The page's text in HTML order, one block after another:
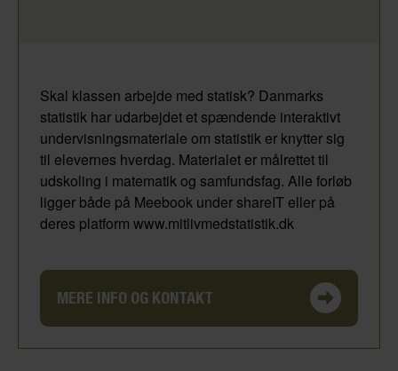
Skal klassen arbejde med statisk? Danmarks
statistik har udarbejdet et spændende interaktivt
undervisningsmateriale om statistik er knytter sig
til elevernes hverdag. Materialet er målrettet til
udskoling i matematik og samfundsfag. Alle forløb
ligger både på Meebook under shareIT eller på
deres platform www.mitlivmedstatistik.dk
MERE INFO OG KONTAKT